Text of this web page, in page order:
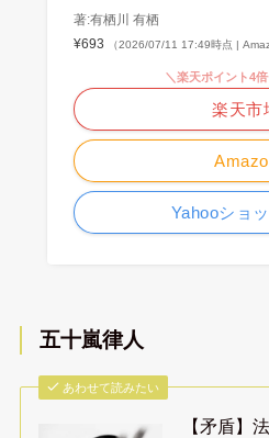
著:有栖川 有栖
¥693
（2026/07/11 17:49時点 |
＼楽天ポイント4
楽天市
Yahooショ
五十嵐律人
あわせて読みたい
【矛盾】